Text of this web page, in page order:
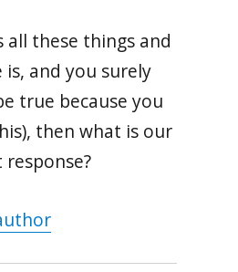
all these things and
is, and you surely
true because you
then what is our